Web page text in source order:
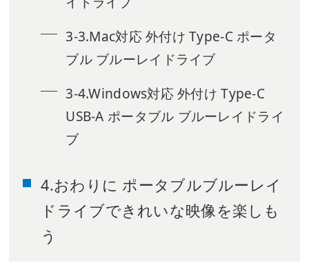
3-3.Mac対応 外付け Type-C ポータ
ブル ブルーレイドライブ
3-4.Windows対応 外付け Type-C
USB-A ポータブル ブルーレイドライ
ブ
4.おわりに ポータブルブルーレイ
ドライブできれいな映像を楽しも
う